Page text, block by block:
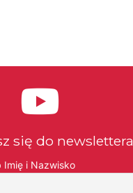
się do newslettera
Imię i Nazwisko